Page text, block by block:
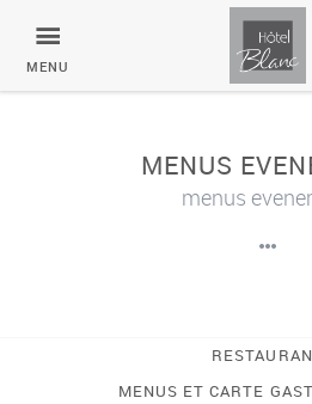
MENU
MENUS
menus
MENUS ET CARTE
Chers clients,
Nous vous informons que
Nous travaillons
situation et vous offrir une
meilleure très
Panneau de gestion des cookies